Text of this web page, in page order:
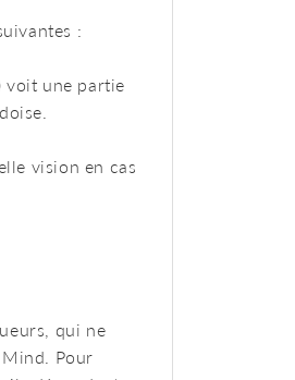
:
voit une partie
vision en cas
qui ne
Pour